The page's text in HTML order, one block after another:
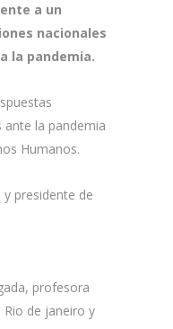
a un
nacionales
la pandemia.
ante la pandemia
Humanos.
presidente de
profesora
Rio de janeiro y